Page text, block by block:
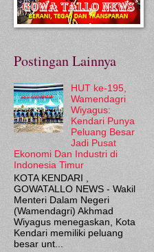
Postingan Lainnya
HUT ke-195,
Wamendagri
Wiyagus:
Kendari Punya
Peluang Besar
Jadi Pusat
Ekonomi Dan Industri di
Indonesia Timur
KOTA KENDARI ,
GOWATALLO NEWS - Wakil
Menteri Dalam Negeri
(Wamendagri) Akhmad
Wiyagus menegaskan, Kota
Kendari memiliki peluang
besar unt...